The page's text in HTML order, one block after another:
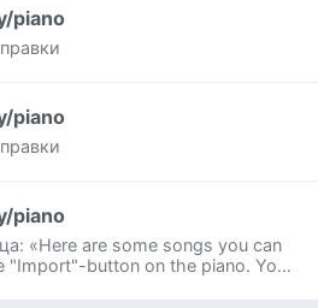
piano
piano
piano
«Here are some songs you can
"Import"-button on the piano. You